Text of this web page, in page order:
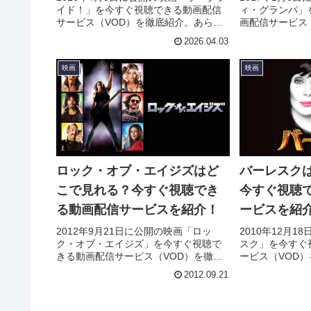
イド！」を今すぐ視聴できる動画配信
サービス（VOD）を徹底紹介。あらす
歌の情報はもちろん、実際に見た人の
感想やレビューもまとめています。
2026.04.03
ィ・グランパ
画配信サービス
フ、主題歌の
見た人の感想や
ます。
映画
ロック・オブ・エイジズはど
こで見れる？今すぐ視聴でき
る動画配信サービスを紹介！
2012年9月21日に公開の映画「ロッ
ク・オブ・エイジズ」を今すぐ視聴で
きる動画配信サービス（VOD）を徹底
紹介。あらすじやキャスト・声優、ス
タッフ、主題歌の情報はもちろん、実
2012.09.21
映画
バーレスク
今すぐ視聴
ービスを紹
2010年12月18
スク」を今す
ービス（VOD）
やキャスト・
の情報はもち